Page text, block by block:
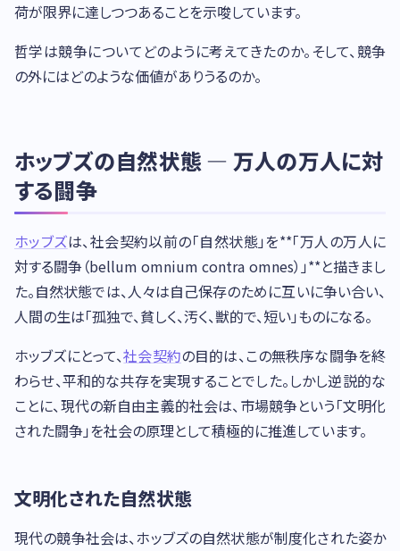
荷が限界に達しつつあることを示唆しています。
哲学は競争についてどのように考えてきたのか。そして、競争
の外にはどのような価値がありうるのか。
ホッブズの自然状態 — 万人の万人に対
する闘争
ホッブズは、社会契約以前の「自然状態」を**「万人の万人に
対する闘争（bellum omnium contra omnes）」**と描きまし
た。自然状態では、人々は自己保存のために互いに争い合い、
人間の生は「孤独で、貧しく、汚く、獣的で、短い」ものになる。
ホッブズにとって、社会契約の目的は、この無秩序な闘争を終
わらせ、平和的な共存を実現することでした。しかし逆説的な
ことに、現代の新自由主義的社会は、市場競争という「文明化
された闘争」を社会の原理として積極的に推進しています。
文明化された自然状態
現代の競争社会は、ホッブズの自然状態が制度化された姿か